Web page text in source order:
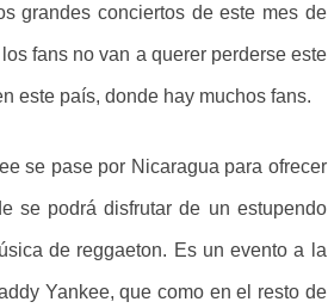
grandes conciertos de este mes de
fans no van a querer perderse este
este país, donde hay muchos fans.
se pase por Nicaragua para ofrecer
se podrá disfrutar de un estupendo
de reggaeton. Es un evento a la
Yankee, que como en el resto de